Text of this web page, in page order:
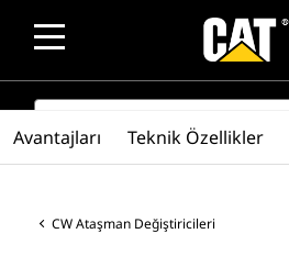
SEARCH
CW Ataşman Değiştiricileri
Avantajları Teknik Özellikler